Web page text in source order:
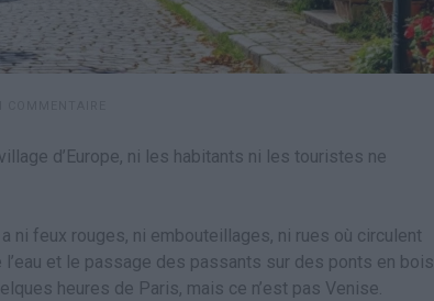
d’Europe, ni les habitants ni les touristes ne
ni feux rouges, ni embouteillages, ni rues où circulent
et le passage des passants sur des ponts en bois.
heures de Paris, mais ce n’est pas Venise.